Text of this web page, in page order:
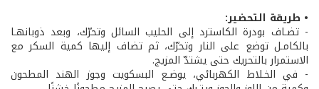
• طريقة التحضير:
- تضـاف بودرة الكاسترد إلى الحليب السائل وتحرّك، وبعد ذوبانهـا
بالكامـل توضع على النار وتحرّك، ثم تضاف إليها كمية السكر مع
الاستمرار بالتحريك حتى يشتدّ المزيج.
- في الخـلاط الكهربائي، يوضـع البسكويت وجوز الهند المطحون